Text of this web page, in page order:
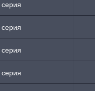
серия
серия
серия
серия